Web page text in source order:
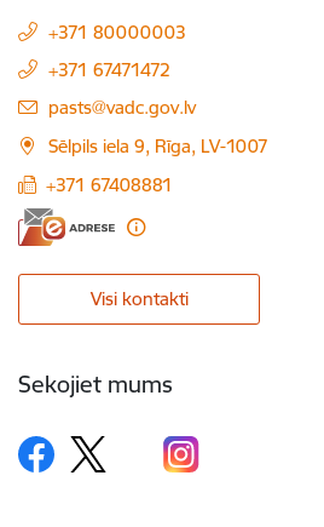
+371 80000003
+371 67471472
E-pasts:
pasts@vadc.gov.lv
Sēlpils iela 9, Rīga, LV-1007
+371 67408881
Visi kontakti
Sekojiet mums